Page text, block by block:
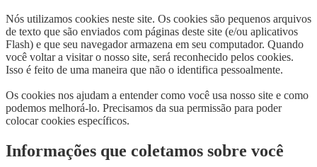
Nós utilizamos cookies neste site. Os cookies são pequenos arquivos
de texto que são enviados com páginas deste site (e/ou aplicativos
Flash) e que seu navegador armazena em seu computador. Quando
você voltar a visitar o nosso site, será reconhecido pelos cookies.
Isso é feito de uma maneira que não o identifica pessoalmente.
Os cookies nos ajudam a entender como você usa nosso site e como
podemos melhorá-lo. Precisamos da sua permissão para poder
colocar cookies específicos.
Informações que coletamos sobre você